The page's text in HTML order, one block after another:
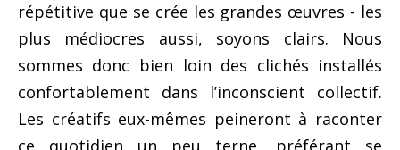
répétitive que se crée les grandes œuvres - les
plus médiocres aussi, soyons clairs. Nous
sommes donc bien loin des clichés installés
confortablement dans l’inconscient collectif.
Les créatifs eux-mêmes peineront à raconter
ce quotidien un peu terne, préférant se